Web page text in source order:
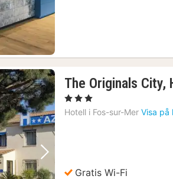
Nästa bild
The Originals City,
, 3 Stjärnor
Hotell i Fos-sur-Mer Visa på
Gratis Wi-Fi